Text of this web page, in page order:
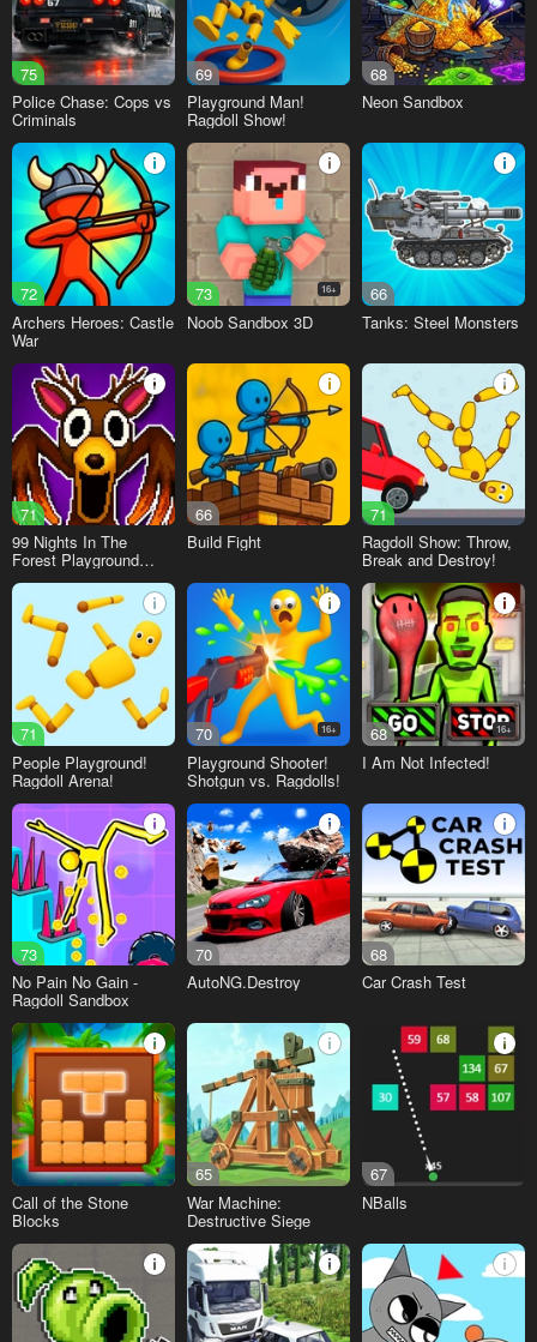
75
Police Chase: Cops vs
Criminals
69
Playground Man!
Ragdoll Show!
68
Neon Sandbox
72
Archers Heroes: Castle
War
73 16+
Noob Sandbox 3D
66
Tanks: Steel Monsters
71
99 Nights In The
Forest Playground
Sandbox
66
Build Fight
71
Ragdoll Show: Throw,
Break and Destroy!
71
People Playground!
Ragdoll Arena!
70 16+
Playground Shooter!
Shotgun vs. Ragdolls!
68 16+
I Am Not Infected!
73
No Pain No Gain -
Ragdoll Sandbox
70
AutoNG.Destroy
68
Car Crash Test
Call of the Stone
Blocks
65
War Machine:
Destructive Siege
67
NBalls